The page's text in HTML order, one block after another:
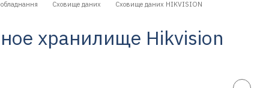
Сховище даних Сховище даних HIKVISION
хранилище Hikvision